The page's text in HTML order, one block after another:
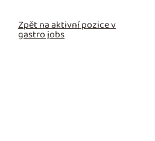
Zpět na aktivní pozice v
gastro jobs